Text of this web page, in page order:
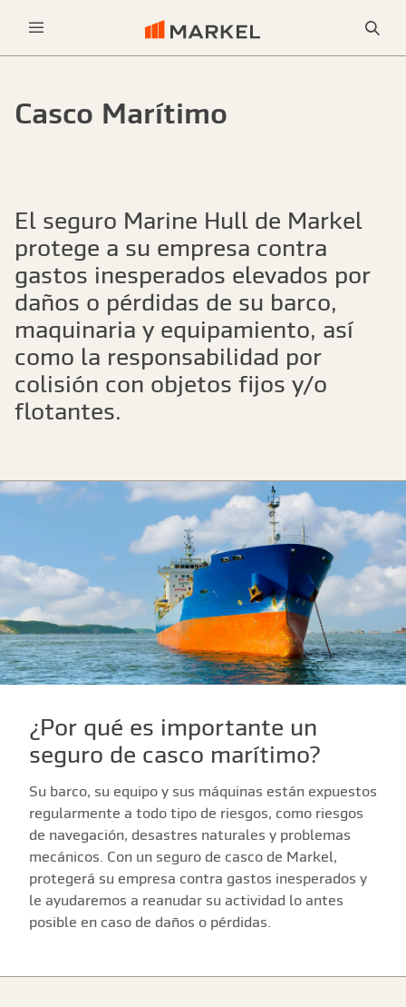
Casco Marítimo
El seguro Marine Hull de Markel
protege a su empresa contra
gastos inesperados elevados por
daños o pérdidas de su barco,
maquinaria y equipamiento, así
como la responsabilidad por
colisión con objetos fijos y/o
flotantes.
¿Por qué es importante un
seguro de casco marítimo?
Su barco, su equipo y sus máquinas están expuestos
regularmente a todo tipo de riesgos, como riesgos
de navegación, desastres naturales y problemas
mecánicos. Con un seguro de casco de Markel,
protegerá su empresa contra gastos inesperados y
le ayudaremos a reanudar su actividad lo antes
posible en caso de daños o pérdidas.